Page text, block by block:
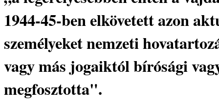
1944-45-ben elkövetett azon
személyeket nemzeti
vagy más jogaiktól bírósági
megfosztotta".